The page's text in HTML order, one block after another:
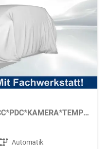
Selection 1.5 TSI DSG*ACC*PDC*KAMERA*TEMPOMAT*LED*SMARTLINK*KLIMA*RADIO*17-ZOLL
Getriebe Automatik